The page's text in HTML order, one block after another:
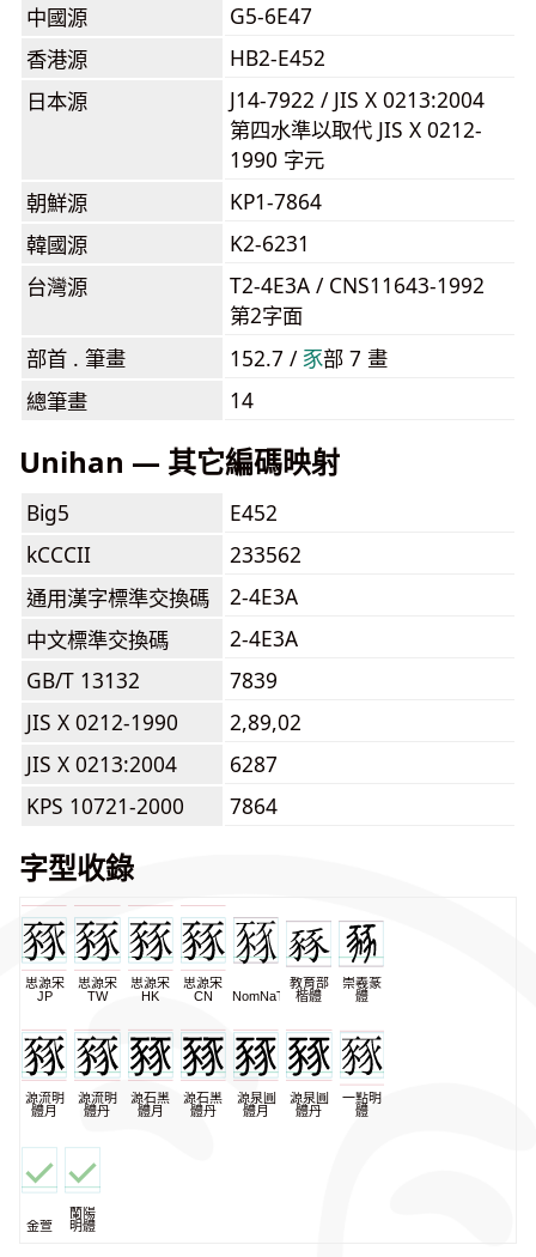
中國源
G5-6E47
香港源
HB2-E452
日本源
J14-7922 / JIS X 0213:2004
第四水準以取代 JIS X 0212-
1990 字元
朝鮮源
KP1-7864
韓國源
K2-6231
台灣源
T2-4E3A / CNS11643-1992
第2字面
部首 . 筆畫
152.7 /⾗部 7 畫
總筆畫
14
Unihan — 其它編碼映射
Big5
E452
kCCCII
233562
通用漢字標準交換碼
2-4E3A
中文標準交換碼
2-4E3A
GB/T 13132
7839
JIS X 0212-1990
2,89,02
JIS X 0213:2004
6287
KPS 10721-2000
7864
字型收錄
思源宋
JP
思源宋
TW
思源宋
HK
思源宋
CN
NomNaTong
教育部
楷體
崇羲篆
體
源流明
體月
源流明
體丹
源石黑
體月
源石黑
體丹
源泉圓
體月
源泉圓
體丹
一點明
體
金萱
蘭陽
明體